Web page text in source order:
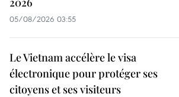
05/08/2026 03:55
Le Vietnam accélère le visa
électronique pour protéger ses
citoyens et ses visiteurs